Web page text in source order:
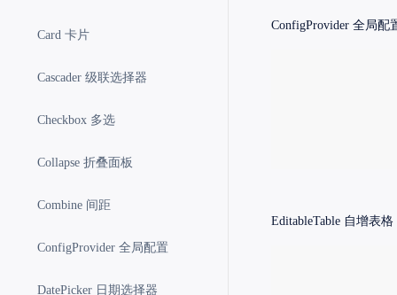
Card 卡片
Cascader 级联选择器
Checkbox 多选
Collapse 折叠面板
Combine 间距
ConfigProvider 全局配置
DatePicker 日期选择器
ConfigProvider 全局配
EditableTable 自增表格